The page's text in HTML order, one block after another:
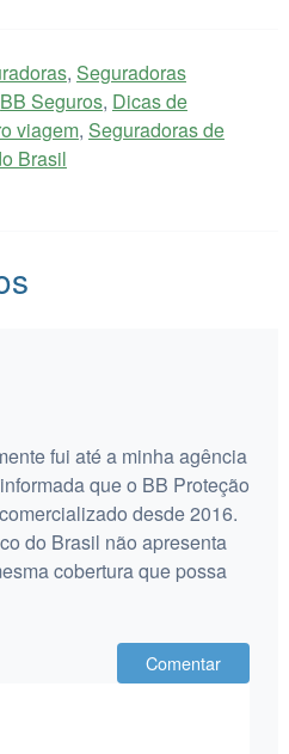
, Seguradoras
BB Seguros, Dicas de
viagem, Seguradoras de
Brasil
fui até a minha agência
que o BB Proteção
desde 2016.
do Brasil não apresenta
cobertura que possa
Comentar